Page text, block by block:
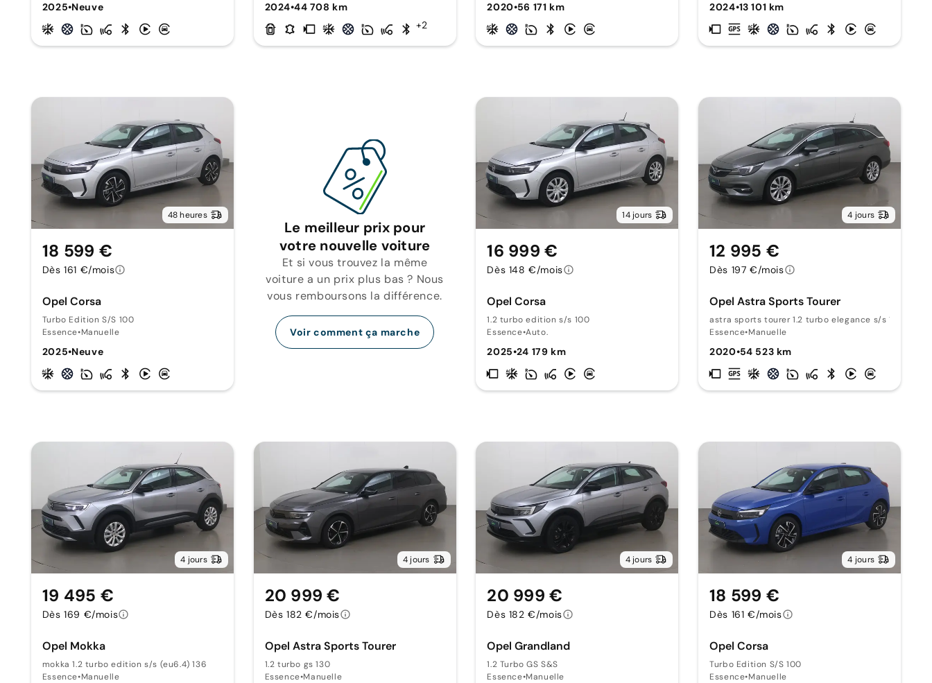
2025•Neuve 2024•44 708 km
+2
2020•56 171 km 2024•13 101 km
48 heures
Opel Corsa
Turbo Edition S/S 100
Essence•Manuelle
2025•Neuve
18 599 €
Dès 161 €/mois
Le meilleur prix pour
votre nouvelle voiture
Et si vous trouvez la même
voiture a un prix plus bas ? Nous
vous remboursons la différence.
Voir comment ça marche
14 jours
Opel Corsa
1.2 turbo edition s/s 100
Essence•Auto.
2025•24 179 km
16 999 €
Dès 148 €/mois
4 jours
Opel Astra Sports Tourer
astra sports tourer 1.2 turbo elegance s/s 110
Essence•Manuelle
2020•54 523 km
12 995 €
Dès 197 €/mois
4 jours
Opel Mokka
mokka 1.2 turbo edition s/s (eu6.4) 136
Essence•Manuelle
19 495 €
Dès 169 €/mois
4 jours
Opel Astra Sports Tourer
1.2 turbo gs 130
Essence•Manuelle
20 999 €
Dès 182 €/mois
4 jours
Opel Grandland
1.2 Turbo GS S&S
Essence•Manuelle
20 999 €
Dès 182 €/mois
4 jours
Opel Corsa
Turbo Edition S/S 100
Essence•Manuelle
18 599 €
Dès 161 €/mois